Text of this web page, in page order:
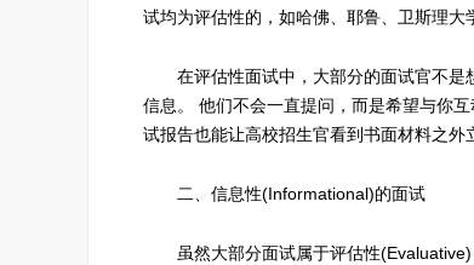
试均为评估性的，如哈佛、耶鲁、卫斯理大
在评估性面试中，大部分的面试官不是
信息。 他们不会一直提问，而是希望与你
试报告也能让高校招生官看到书面材料之外
二、信息性(Informational)的面试
虽然大部分面试属于评估性(Evaluative)